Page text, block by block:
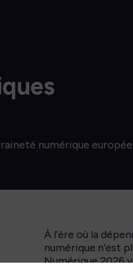
numérique
À l’ère où la
numérique n’est
Numérique 2026